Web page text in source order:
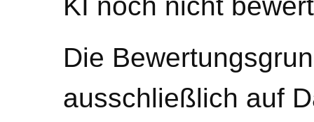
Die
ausschließlich auf